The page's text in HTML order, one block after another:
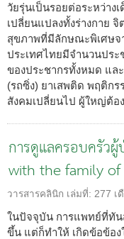
วัยรุ่นเป็นรอยต่อระหว่าง
เปลี่ยนแปลงทั้งร่างกาย
สุขภาพที่มีลักษณะพิเศษจ
ประเทศไทยมีจำนวนประ
ของประชากรทั้งหมด แ
(รถซิ่ง) ยาเสพติด พฤติกร
สังคมเปลี่ยนไป ผู้ใหญ่ต้อง
การดูแลครอบครัว
with the family of
วารสารคลินิก เล่มที่: 277 เ
ในปัจจุบัน การแพทย์ที่ทั
ขึ้น แต่ก็ทำให้ เกิดข้อข้อง